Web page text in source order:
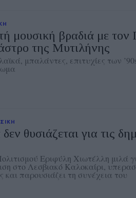
μουσική βραδιά με τον
της Μυτιλήνης
μπαλάντες, επιτυχίες των
θυσιάζεται για τις
Εριφύλη Χιωτέλλη μιλά
στο Λεσβιακό Καλοκαίρι,
και παρουσιάζει τη συνέχεια του